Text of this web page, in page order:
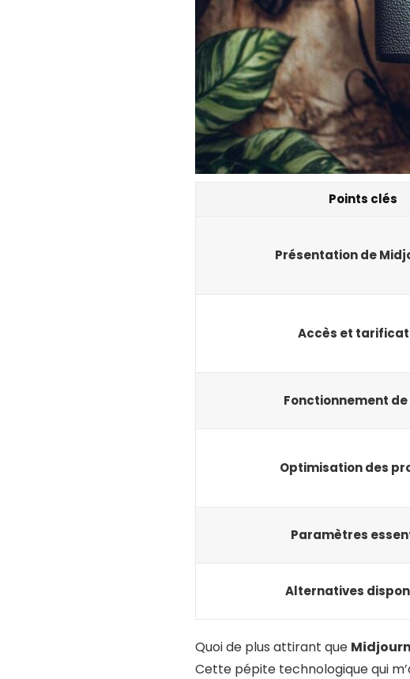
Points clés
Présentation de
Accès et
Fonctionnement
Optimisation des
Paramètres
Alternatives
Quoi de plus attirant que
Cette pépite technologique qui